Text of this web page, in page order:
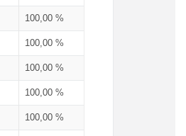
100,00 %
100,00 %
100,00 %
100,00 %
100,00 %